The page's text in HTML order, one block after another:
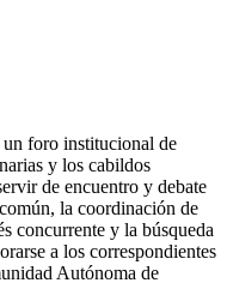
un foro institucional de
y los cabildos
de encuentro y debate
la coordinación de
concurrente y la búsqueda
a los correspondientes
Autónoma de